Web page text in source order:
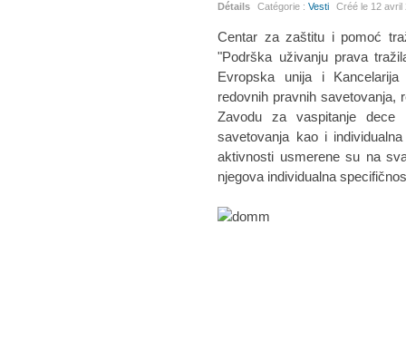
Détails Catégorie :Vesti Créé le 12 avril
Centar za zaštitu i pomoć
"Podrška uživanju prava
Evropska unija i
redovnih pravnih savetovanja,
Zavodu za vaspitanje dece
savetovanja kao i
aktivnosti usmerene su na
njegova individualna